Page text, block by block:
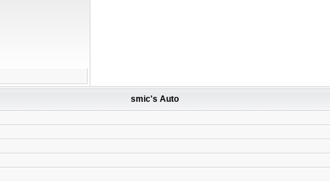
smic's Auto